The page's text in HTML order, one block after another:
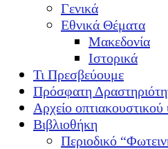
Γενικά
Εθνικά Θέματα
Μακεδονία
Ιστορικά
Τι Πρεσβεύουμε
Πρόσφατη
Αρχείο οπτιακουστικού
Βιβλιοθήκη
Περιοδικό